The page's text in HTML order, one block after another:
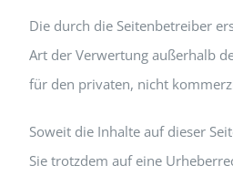
Die durch die Seitenbetreiber
Art der Verwertung außerhalb
für den privaten, nicht
Soweit die Inhalte auf dieser
Sie trotzdem auf eine